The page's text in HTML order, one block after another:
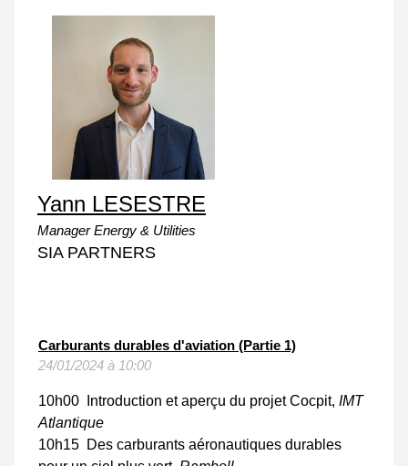
Yann LESESTRE
Manager Energy & Utilities
SIA PARTNERS
Carburants durables d'aviation (Partie 1)
24/01/2024 à 10:00
10h00 Introduction et aperçu du projet Cocpit, IMT
Atlantique
10h15 Des carburants aéronautiques durables